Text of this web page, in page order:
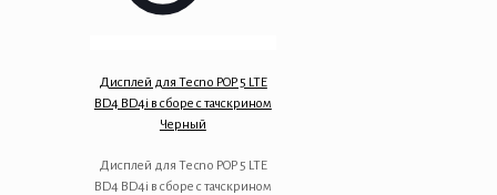
Дисплей для Tecno POP 5 LTE
BD4 BD4i в сборе с тачскрином
Черный
Дисплей для Tecno POP 5 LTE
BD4 BD4i в сборе с тачскрином